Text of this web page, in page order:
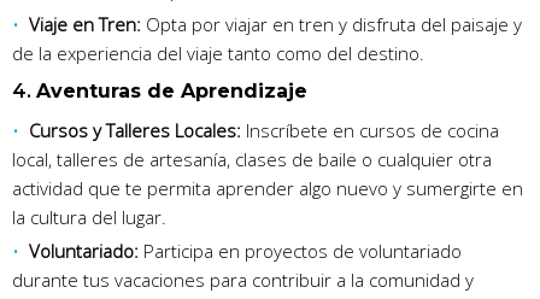
Viaje en Tren: Opta por viajar en tren y disfruta del paisaje y
de la experiencia del viaje tanto como del destino.
4. Aventuras de Aprendizaje
Cursos y Talleres Locales: Inscríbete en cursos de cocina
local, talleres de artesanía, clases de baile o cualquier otra
actividad que te permita aprender algo nuevo y sumergirte en
la cultura del lugar.
Voluntariado: Participa en proyectos de voluntariado
durante tus vacaciones para contribuir a la comunidad y